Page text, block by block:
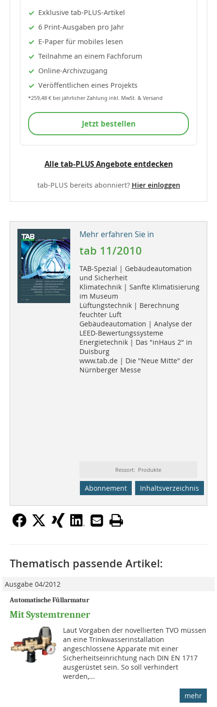
Exklusive tab-PLUS-Artikel
6 Print-Ausgaben pro Jahr
E-Paper für mobiles lesen
Teilnahme an einem Fachforum
Online-Archivzugang
Veröffentlichen eines Projekts
*259,48 € bei jährlicher Zahlung inkl. MwSt. & Versand
Jetzt bestellen
Alle tab-PLUS Angebote entdecken
tab-PLUS bereits abonniert? Hier einloggen
Mehr erfahren Sie in
tab 11/2010
TAB-Spezial | Gebäudeautomation
und Sicherheit
Klimatechnik | Sanfte Klimatisierung
im Museum
Lüftungstechnik | Berechnung
feuchter Luft
Gebäudeautomation | Analyse der
LEED-Bewertungssysteme
Energietechnik | Das "inHaus 2" in
Duisburg
www.tab.de | Die "Neue Mitte" der
Nürnberger Messe
Ressort: Produkte
Abonnement Inhaltsverzeichnis
Thematisch passende Artikel:
Ausgabe 04/2012
Automatische Füllarmatur
Mit Systemtrenner
Laut Vorgaben der novellierten TVO müssen
an eine Trinkwasserinstallation
angeschlossene Apparate mit einer
Sicherheitseinrichtung nach DIN EN 1717
ausgerüstet sein. So soll verhin­dert
werden,...
mehr